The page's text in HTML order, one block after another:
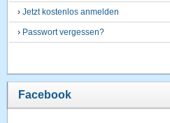
›Jetzt kostenlos anmelden
› Passwort vergessen?
Facebook